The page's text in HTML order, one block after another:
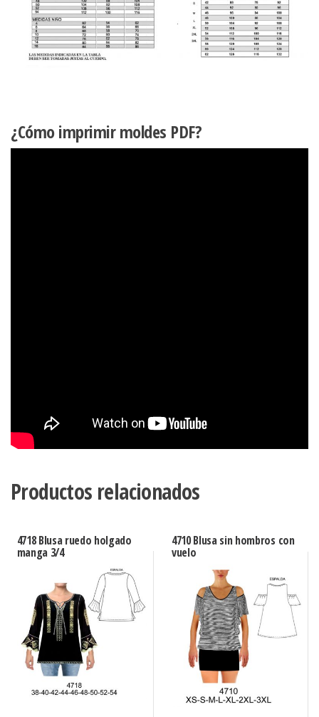
¿Cómo imprimir moldes PDF?
Productos relacionados
4718 Blusa ruedo holgado
manga 3/4
4710 Blusa sin hombros con
vuelo